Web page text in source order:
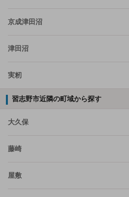
京成津田沼
津田沼
実籾
習志野市近隣の町域から探す
大久保
藤崎
屋敷